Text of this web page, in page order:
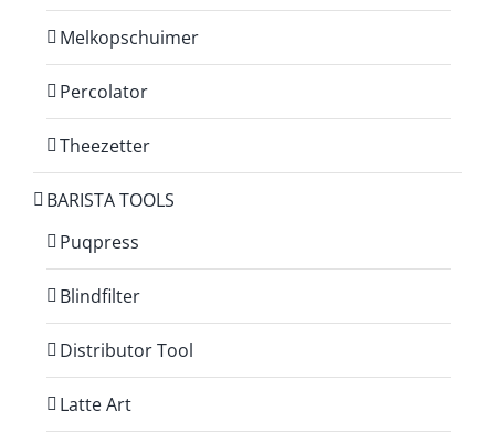
Melkopschuimer
Percolator
Theezetter
BARISTA TOOLS
Puqpress
Blindfilter
Distributor Tool
Latte Art